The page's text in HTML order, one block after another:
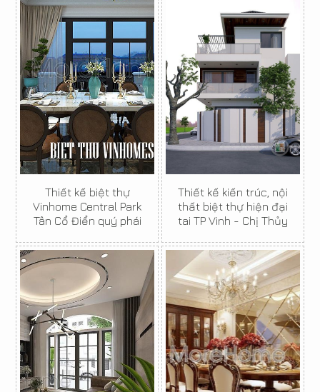
Thiết kế biệt thự
Vinhome Central Park
Tân Cổ Điển quý phái
Thiết kế kiến trúc, nội
thất biệt thự hiện đại
tai TP Vinh - Chị Thủy